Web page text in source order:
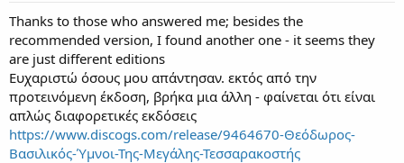
Thanks to those who answered me; besides the
recommended version, I found another one - it seems they
are just different editions
Ευχαριστώ όσους μου απάντησαν. εκτός από την
προτεινόμενη έκδοση, βρήκα μια άλλη - φαίνεται ότι είναι
απλώς διαφορετικές εκδόσεις
https://www.discogs.com/release/9464670-Θεόδωρος-
Βασιλικός-Ύμνοι-Της-Μεγάλης-Τεσσαρακοστής